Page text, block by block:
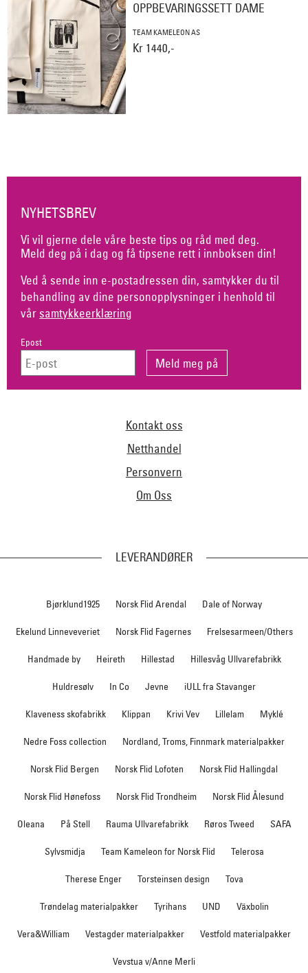
OPPBEVARINGSSETT DAME
TEAM KAMELEON AS
Kr 1440,-
NYHETSBREV
Vi vil gjerne dele våre beste tips og råd med deg.
Meld deg på i dag og få tipsene rett i innboksen din!
Ved å sende inn e-postadressen din, samtykker du til
behandling av dine personopplysninger i henhold til
vår samtykkeerklæring
Epost
Kontakt oss
Netthandel
Personvern
Om Oss
LEVERANDØRER
Bjørklund1925 Norsk Flid Arendal Dale of Norway
Ekelund Linneveveriet Norsk Flid Fagernes Frelsesarmeen/Others
Handmade by Heireth Hillestad Hillesvåg Ullvarefabrikk
Huldresølv In Co Jevne iULL fra Stavanger
Klaveness skofabrikk Klippan Krivi Vev Lillelam Myklé
Nedre Foss collection Nordland, Troms, Finnmark materialpakker
Norsk Flid Bergen Norsk Flid Lofoten Norsk Flid Hallingdal
Norsk Flid Hønefoss Norsk Flid Trondheim Norsk Flid Ålesund
Oleana På Stell Rauma Ullvarefabrikk Røros Tweed SAFA
Sylvsmidja Team Kameleon for Norsk Flid Telerosa
Therese Enger Torsteinsen design Tova
Trøndelag materialpakker Tyrihans UND Växbolin
Vera&William Vestagder materialpakker Vestfold materialpakker
Vevstua v/Anne Merli